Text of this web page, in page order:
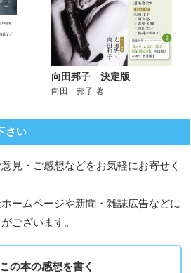
向田邦子 決定版
向田 邦子 著
さい
見・ご感想などをお気軽にお寄せく
ームページや新聞・雑誌広告などに
ございます。
この本の感想を書く